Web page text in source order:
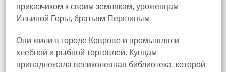
приказчиком к своим землякам, уроженцам
Ильиной Горы, братьям Першиным.
Они жили в городе Коврове и промышляли
хлебной и рыбной торговлей. Купцам
принадлежала великолепная библиотека, которой